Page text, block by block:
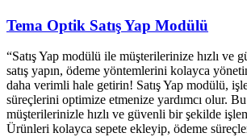
Tema Optik Satış Yap Modülü
“Satış Yap modülü ile müşterilerinize hızlı ve
satış yapın, ödeme yöntemlerini kolayca
daha verimli hale getirin! Satış Yap modülü,
süreçlerini optimize etmenize yardımcı olur.
müşterilerinizle hızlı ve güvenli bir şekilde
Ürünleri kolayca sepete ekleyip, ödeme